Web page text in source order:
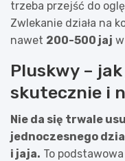
trzeba przejść do
Zwlekanie działa na
nawet 200-500 jaj
Pluskwy –
skutecznie i
Nie da się trwale
jednoczesnego
i jaja. To